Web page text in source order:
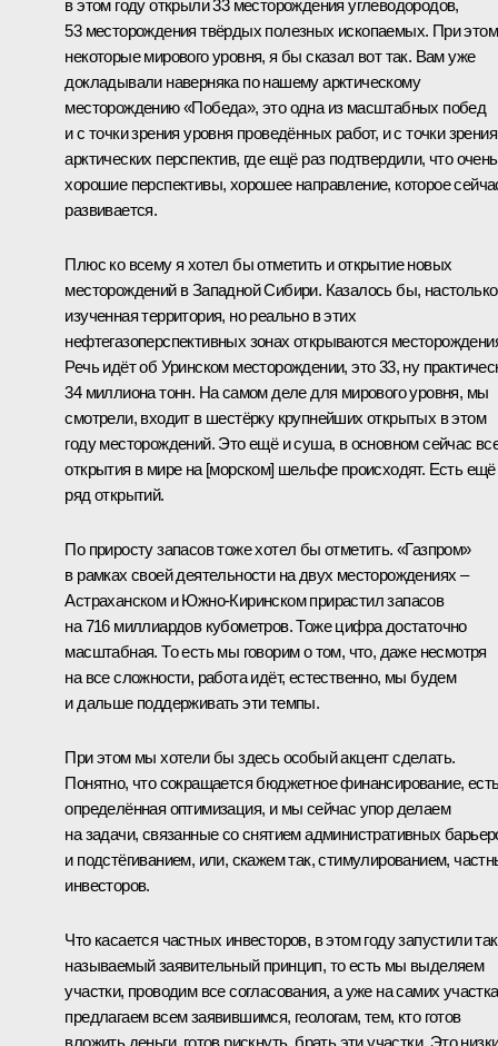
в этом году открыли 33 месторождения углеводородов,
53 месторождения твёрдых полезных ископаемых. При этом
некоторые мирового уровня, я бы сказал вот так. Вам уже
докладывали наверняка по нашему арктическому
месторождению «Победа», это одна из масштабных побед
и с точки зрения уровня проведённых работ, и с точки зрения
арктических перспектив, где ещё раз подтвердили, что очень
хорошие перспективы, хорошее направление, которое
развивается.
Плюс ко всему я хотел бы отметить и открытие новых
месторождений в Западной Сибири. Казалось бы, настолько
изученная территория, но реально в этих
нефтегазоперспективных зонах открываются
Речь идёт об Уринском месторождении, это 33, ну
34 миллиона тонн. На самом деле для мирового уровня, мы
смотрели, входит в шестёрку крупнейших открытых в этом
году месторождений. Это ещё и суша, в основном сейчас
открытия в мире на [морском] шельфе происходят. Есть ещё
ряд открытий.
По приросту запасов тоже хотел бы отметить. «Газпром»
в рамках своей деятельности на двух месторождениях –
Астраханском и Южно-Киринском прирастил запасов
на 716 миллиардов кубометров. Тоже цифра достаточно
масштабная. То есть мы говорим о том, что, даже несмотря
на все сложности, работа идёт, естественно, мы будем
и дальше поддерживать эти темпы.
При этом мы хотели бы здесь особый акцент сделать.
Понятно, что сокращается бюджетное финансирование,
определённая оптимизация, и мы сейчас упор делаем
на задачи, связанные со снятием административных
и подстёгиванием, или, скажем так, стимулированием,
инвесторов.
Что касается частных инвесторов, в этом году запустили так
называемый заявительный принцип, то есть мы выделяем
участки, проводим все согласования, а уже на самих
предлагаем всем заявившимся, геологам, тем, кто готов
вложить деньги, готов рискнуть, брать эти участки. Это